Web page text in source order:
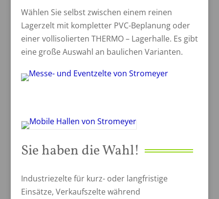
Wählen Sie selbst zwischen einem reinen
Lagerzelt mit kompletter PVC-Beplanung oder
einer vollisolierten THERMO – Lagerhalle. Es gibt
eine große Auswahl an baulichen Varianten.
Sie haben die Wahl!
Industriezelte für kurz- oder langfristige
Einsätze, Verkaufszelte während